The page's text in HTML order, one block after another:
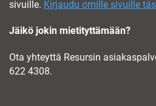
sivuille. Kirjaudu omille sivuille
Jäikö jokin mietityttämään?
Ota yhteyttä Resursin
622 4308.